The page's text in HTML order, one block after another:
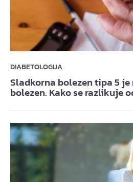
DIABETOLOGIJA
Sladkorna bolezen tipa 5
bolezen. Kako se razlikuje